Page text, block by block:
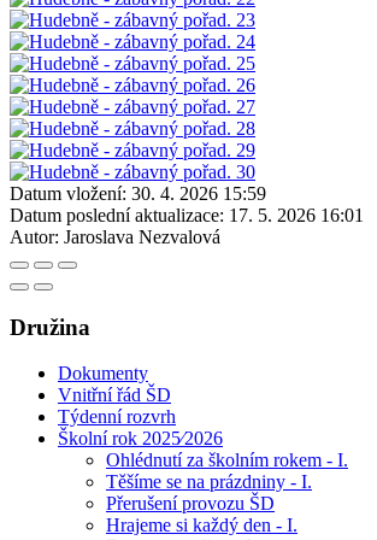
Datum vložení: 30. 4. 2026 15:59
Datum poslední aktualizace: 17. 5. 2026 16:01
Autor: Jaroslava Nezvalová
Družina
Dokumenty
Vnitřní řád ŠD
Týdenní rozvrh
Školní rok 2025⁄2026
Ohlédnutí za školním rokem - I.
Těšíme se na prázdniny - I.
Přerušení provozu ŠD
Hrajeme si každý den - I.